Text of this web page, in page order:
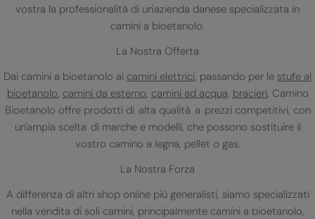
vostra la professionalità di un'azienda danese specializzata in
camini a bioetanolo.
La Nostra Offerta
Dai camini a bioetanolo ai camini elettrici, passando per le stufe al
bioetanolo, camini da esterno, camini ad acqua, bracieri, Camino
Bioetanolo offre prodotti di alta qualità a prezzi competitivi, con
un'ampia scelta di marche e modelli, che possono sostituire il
vostro camino a legna, pellet o gas.
La Nostra Forza
A differenza di altri shop online più generalisti, siamo specializzati
nella vendita di soli camini, principalmente camini a bioetanolo,